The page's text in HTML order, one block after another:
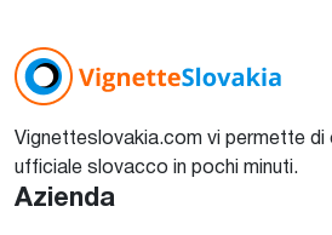
Vignetteslovakia.com vi permette di
ufficiale slovacco in pochi minuti.
Azienda